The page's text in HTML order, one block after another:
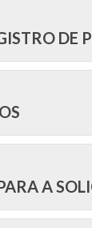
DE
A